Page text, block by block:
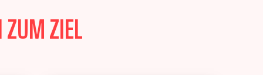
ZIEL